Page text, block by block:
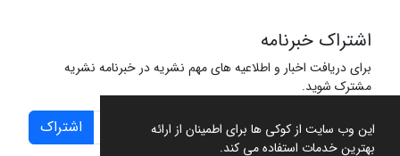
این وب سایت از کوکی ها برای اطمینان از ارائه
بهترین خدمات استفاده می کند.
اشتراک خبرنامه
برای دریافت اخبار و اطلاعیه های مهم نشریه در خبرنامه نشریه
مشترک شوید.
اشتراک